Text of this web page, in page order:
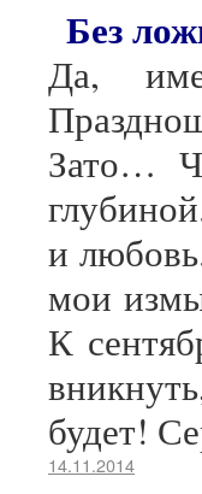
Без
Да,
Зато…
и
мои
К
будет!
14.11.2014